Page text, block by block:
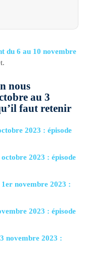
du 6 au 10 novembre
nous
au 3
faut retenir
2023 : épisode
2023 : épisode
novembre 2023 :
2023 : épisode
novembre 2023 :